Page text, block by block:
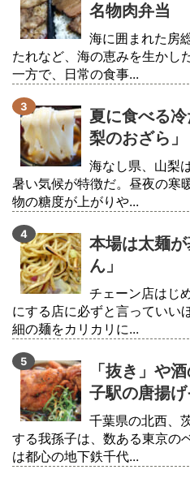
名物肉弁当
海に囲まれた房
たれなど、海の恵みを生かし
一方で、日常の食事...
夏に食べる
梨のおざら」
海なし県、山梨
暑い気候が特徴だ。昼夜の寒
物の糖度が上がりや...
本場は太麺
ん」
チェーン店はじ
にする店に必ずと言っていい
細の麺をカリカリに...
「抜き」や
子駅の唐揚
千葉県の北西、
する我孫子は、数ある東京の
は都心の地下鉄千代...